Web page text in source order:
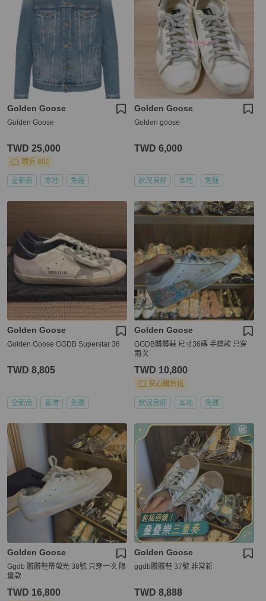
Golden Goose
Golden Goose
TWD 25,000
現折 800
全新品 本地 免運
Golden Goose
Golden goose
TWD 6,000
狀況良好 本地 免運
Golden Goose
Golden Goose GGDB Superstar 36
TWD 8,805
全新品 香港 免運
Golden Goose
GGDB髒髒鞋 尺寸36碼 手繪款 只穿
兩次
TWD 10,800
安心購折抵
狀況良好 本地 免運
Golden Goose
Ggdb 髒髒鞋帶螢光 38號 只穿一次 限
量款
TWD 16,800
Golden Goose
ggdb髒髒鞋 37號 非常新
TWD 8,888